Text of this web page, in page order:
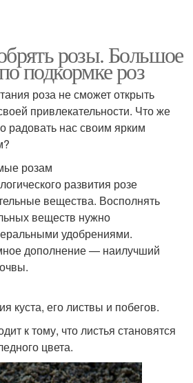
розы. Большое
подкормке роз
роза не сможет открыть
привлекательности. Что же
радовать нас своим ярким
розам
развития розе
вещества. Восполнять
веществ нужно
удобрениями.
дополнение — наилучший
куста, его листвы и побегов.
к тому, что листья становятся
цвета.